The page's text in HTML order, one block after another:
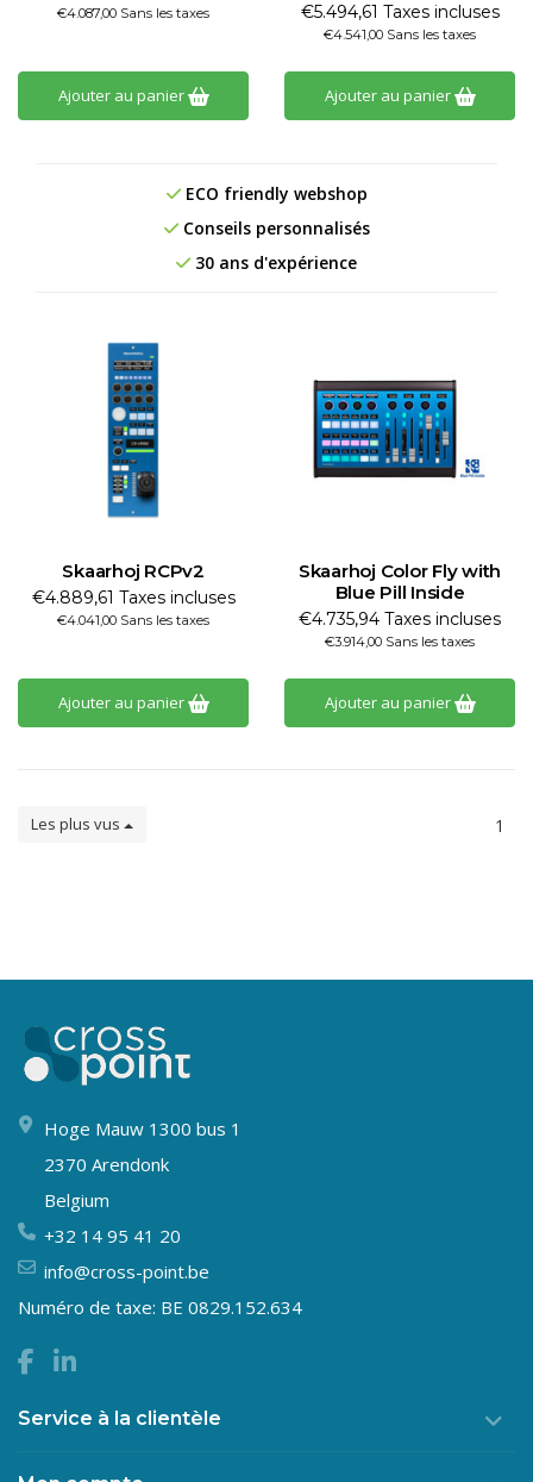
€4.087,00 Sans les taxes
Ajouter au panier
€5.494,61 Taxes incluses
€4.541,00 Sans les taxes
Ajouter au panier
ECO friendly webshop
Conseils personnalisés
30 ans d'expérience
Skaarhoj RCPv2
€4.889,61 Taxes incluses
€4.041,00 Sans les taxes
Ajouter au panier
Skaarhoj Color Fly with
Blue Pill Inside
€4.735,94 Taxes incluses
€3.914,00 Sans les taxes
Ajouter au panier
Les plus vus 1
Hoge Mauw 1300 bus 1
2370 Arendonk
Belgium
+32 14 95 41 20
info@cross-point.be
Numéro de taxe: BE 0829.152.634
Service à la clientèle